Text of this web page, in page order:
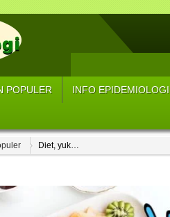
POPULER INFO EPIDEMIOLOGI
Diet, yuk…